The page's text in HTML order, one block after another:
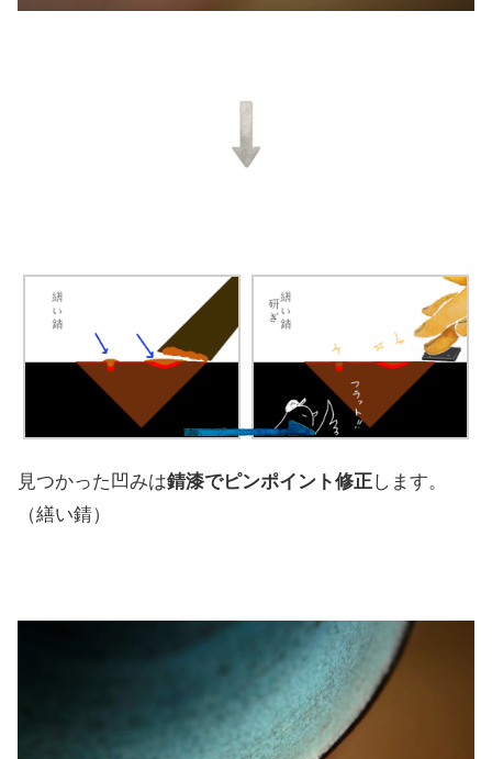
見つかった凹みは錆漆でピンポイント修正します。
（繕い錆）